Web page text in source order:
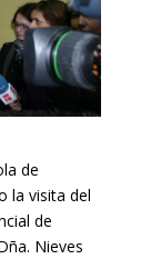
de
la visita del
de
Nieves